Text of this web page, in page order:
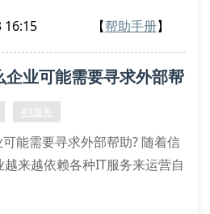
16:15 【帮助手册】
业可能需要寻求外部帮
#it服务
能需要寻求外部帮助? 随着信
来越依赖各种IT服务来运营自